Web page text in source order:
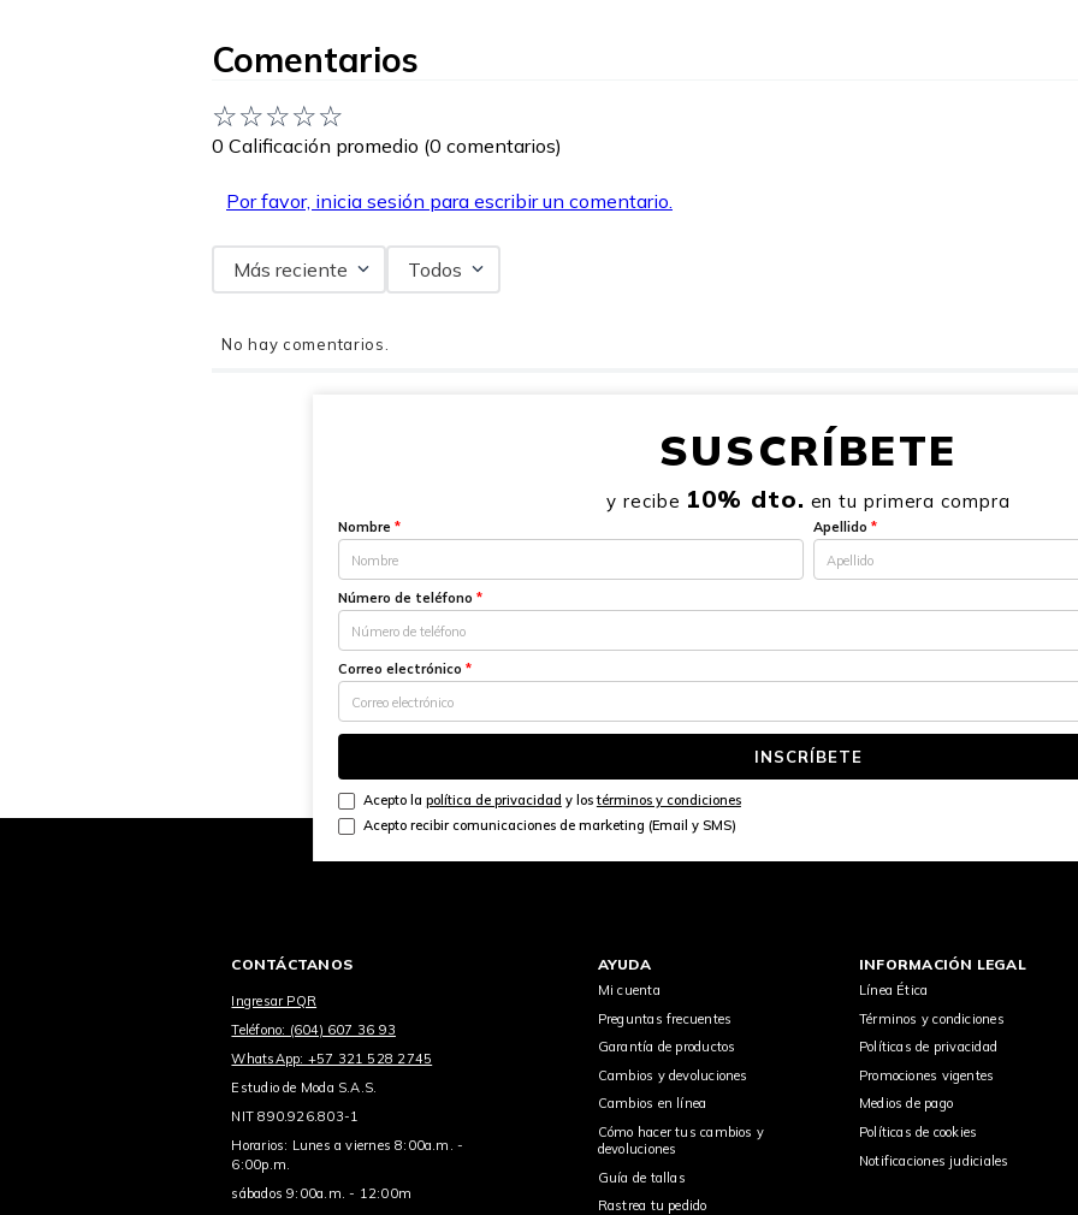
Comentarios
☆☆☆☆☆
0 Calificación promedio (0 comentarios)
Por favor, inicia sesión para escribir un comentario.
Más reciente Todos
No hay comentarios.
SUSCRÍBETE
y recibe 10% dto. en tu primera compra
Nombre * Apellido *
Número de teléfono *
Correo electrónico *
INSCRÍBETE
Acepto la política de privacidad y lostérminos y condiciones
Acepto recibir comunicaciones de marketing (Email y SMS)
CONTÁCTANOS
Ingresar PQR
Teléfono: (604) 607 36 93
WhatsApp: +57 321 528 2745
Estudio de Moda S.A.S.
NIT 890.926.803-1
Horarios: Lunes a viernes 8:00a.m. -
6:00p.m.
sábados 9:00a.m. - 12:00m
AYUDA
Mi cuenta
Preguntas frecuentes
Garantía de productos
Cambios y devoluciones
Cambios en línea
Cómo hacer tus cambios y
devoluciones
Guía de tallas
Rastrea tu pedido
INFORMACIÓN LEGAL
Línea Ética
Términos y condiciones
Políticas de privacidad
Promociones vigentes
Medios de pago
Políticas de cookies
Notificaciones judiciales